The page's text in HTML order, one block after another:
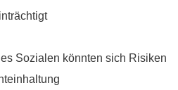
Sozialen könnten sich Risiken